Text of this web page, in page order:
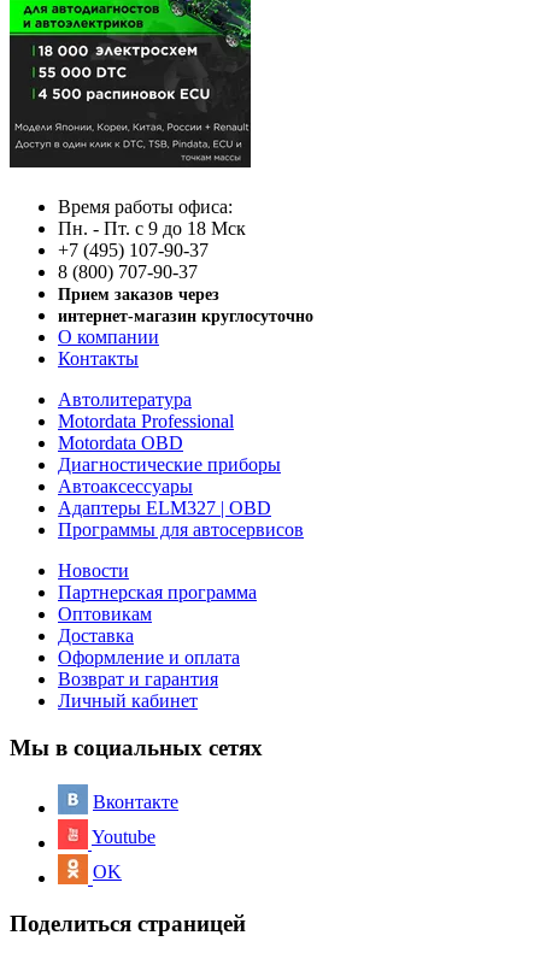
Время работы офиса:
Пн. - Пт. с 9 до 18 Мск
+7 (495) 107-90-37
8 (800) 707-90-37
Прием заказов через
интернет-магазин круглосуточно
О компании
Контакты
Автолитература
Motordata Professional
Motordata OBD
Диагностические приборы
Автоаксессуары
Адаптеры ELM327 | OBD
Программы для автосервисов
Новости
Партнерская программа
Оптовикам
Доставка
Оформление и оплата
Возврат и гарантия
Личный кабинет
Мы в социальных сетях
Вконтакте
Youtube
OK
Поделиться страницей